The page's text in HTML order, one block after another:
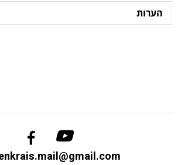
הערות